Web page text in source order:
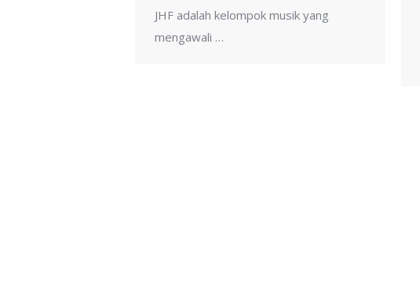
JHF adalah kelompok musik yang
mengawali …